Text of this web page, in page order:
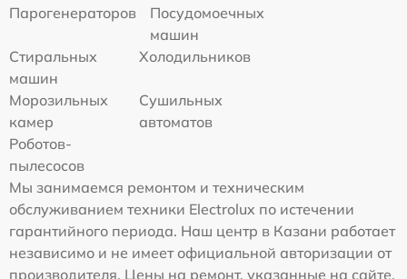
Парогенераторов
Посудомоечных
машин
Стиральных
машин
Холодильников
Морозильных
камер
Сушильных
автоматов
Роботов-
пылесосов
Мы занимаемся ремонтом и техническим
обслуживанием техники Electrolux по истечении
гарантийного периода. Наш центр в Казани работает
независимо и не имеет официальной авторизации от
производителя. Цены на ремонт, указанные на сайте,